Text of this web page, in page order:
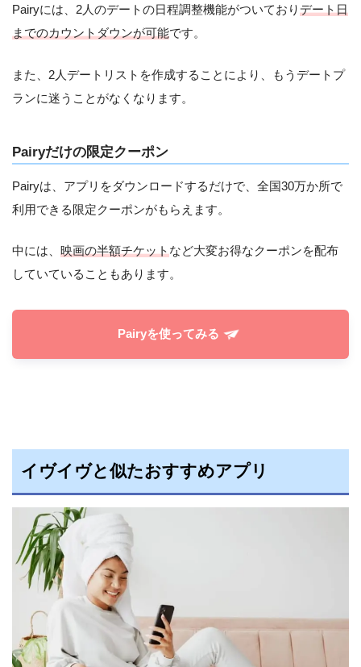
Pairyには、2人のデートの日程調整機能がついておりデート日
までのカウントダウンが可能です。
また、2人デートリストを作成することにより、もうデートプ
ランに迷うことがなくなります。
Pairyだけの限定クーポン
Pairyは、アプリをダウンロードするだけで、全国30万か所で
利用できる限定クーポンがもらえます。
中には、 映画の半額チケット など大変お得なクーポンを配布
していていることもあります。
Pairyを使ってみる
イヴイヴと似たおすすめアプリ